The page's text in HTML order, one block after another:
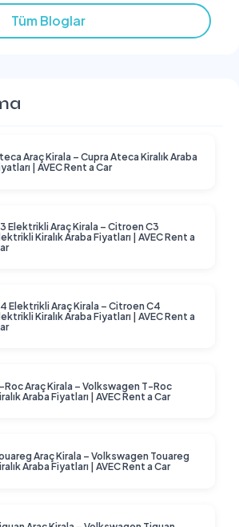
Tüm Bloglar
Araç Kirala – Cupra Ateca Kiralık Araba
| AVEC Rent a Car
Elektrikli Araç Kirala – Citroen C3
Kiralık Araba Fiyatları | AVEC Rent a
Elektrikli Araç Kirala – Citroen C4
Kiralık Araba Fiyatları | AVEC Rent a
Roc Araç Kirala – Volkswagen T-Roc
Araba Fiyatları | AVEC Rent a Car
Araç Kirala – Volkswagen Touareg
Araba Fiyatları | AVEC Rent a Car